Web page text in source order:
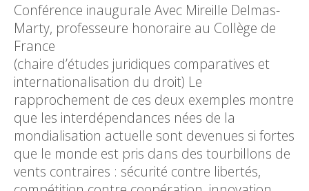
Conférence inaugurale Avec Mireille Delmas-
Marty, professeure honoraire au Collège de
(chaire d’études juridiques comparatives et
internationalisation du droit) Le
rapprochement de ces deux exemples montre
que les interdépendances nées de la
mondialisation actuelle sont devenues si fortes
que le monde est pris dans des tourbillons de
vents contraires : sécurité contre libertés,